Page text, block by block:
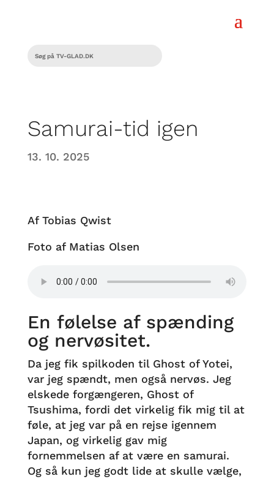
Samurai-tid igen
13. 10. 2025
Af Tobias Qwist
Foto af Matias Olsen
En følelse af spænding
og nervøsitet.
Da jeg fik spilkoden til Ghost of Yotei,
var jeg spændt, men også nervøs. Jeg
elskede forgængeren, Ghost of
Tsushima, fordi det virkelig fik mig til at
føle, at jeg var på en rejse igennem
Japan, og virkelig gav mig
fornemmelsen af at være en samurai.
Og så kun jeg godt lide at skulle vælge,